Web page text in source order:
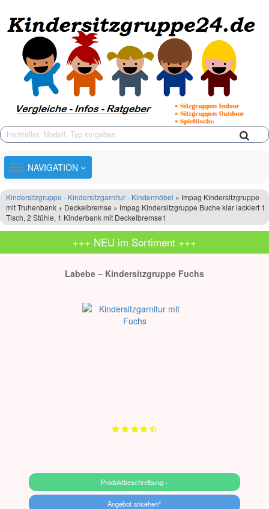
TOGGLE
NAVIGATION
NAVIGATION
Kindersitzgruppe - Kindersitzgarnitur - Kindermöbel » Impag Kindersitzgruppe
mit Truhenbank + Deckelbremse » Impag Kindersitzgruppe Buche klar lackiert 1
Tisch, 2 Stühle, 1 Kinderbank mit Deckelbremse1
+++ NEU im Sortiment +++
Labebe – Kindersitzgruppe Fuchs
Produktbeschreibung ›
Angebot ansehen*